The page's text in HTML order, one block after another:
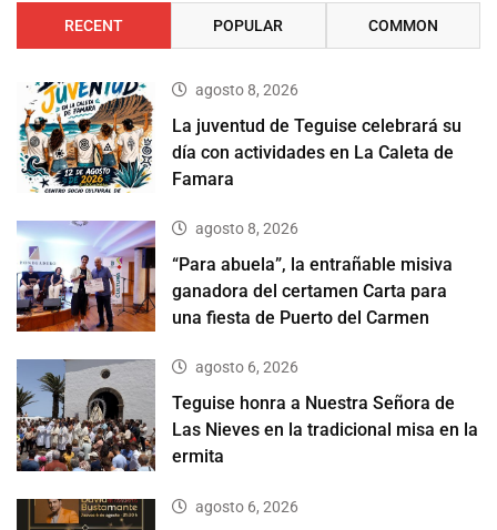
RECENT POPULAR COMMON
agosto 8, 2026
La juventud de Teguise celebrará su
día con actividades en La Caleta de
Famara
agosto 8, 2026
“Para abuela”, la entrañable misiva
ganadora del certamen Carta para
una fiesta de Puerto del Carmen
agosto 6, 2026
Teguise honra a Nuestra Señora de
Las Nieves en la tradicional misa en la
ermita
agosto 6, 2026